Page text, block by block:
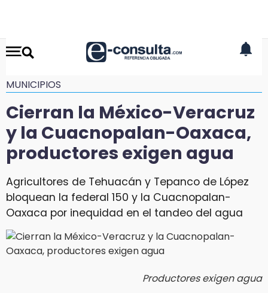
MUNICIPIOS
Cierran la México-Veracruz
y la Cuacnopalan-Oaxaca,
productores exigen agua
Agricultores de Tehuacán y Tepanco de López
bloquean la federal 150 y la Cuacnopalan-
Oaxaca por inequidad en el tandeo del agua
Productores exigen agua